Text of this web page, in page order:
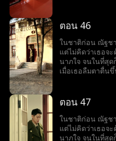
แต่งงานกับวีรวัฒ
มหาวิทยาลัยไว้ แ
ตอน 46
ในชาติก่อน ณัฐช
แต่ไม่คิดว่าเธอจ
นาภใจ จนในที่สุ
เมื่อเธอลืมตาตื่น
แต่งงานกับวีรวัฒ
มหาวิทยาลัยไว้ แ
ตอน 47
ในชาติก่อน ณัฐช
แต่ไม่คิดว่าเธอจ
นาภใจ จนในที่สุ